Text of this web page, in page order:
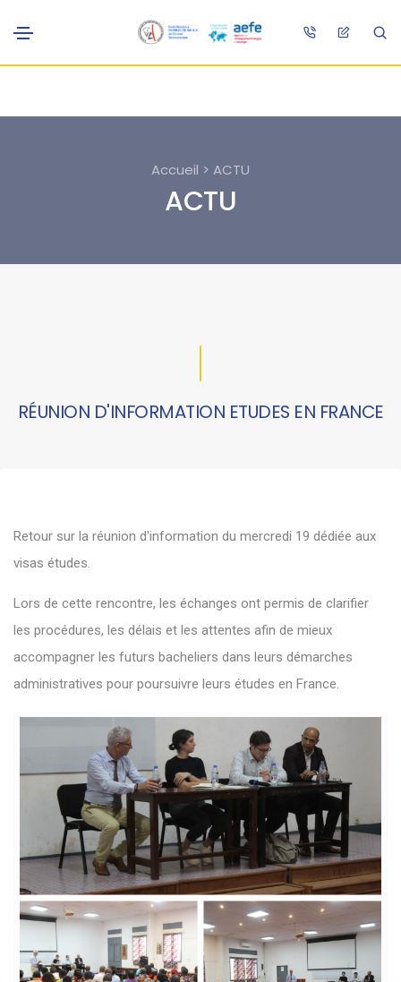
Accueil > ACTU
ACTU
RÉUNION D'INFORMATION ETUDES EN FRANCE
Retour sur la réunion d'information du mercredi 19 dédiée aux
visas études.
Lors de cette rencontre, les échanges ont permis de clarifier
les procédures, les délais et les attentes afin de mieux
accompagner les futurs bacheliers dans leurs démarches
administratives pour poursuivre leurs études en France.